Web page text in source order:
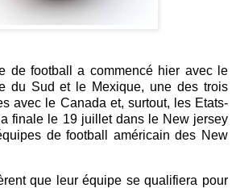
de football a commencé hier avec le
du Sud et le Mexique, une des trois
avec le Canada et, surtout, les Etats-
finale le 19 juillet dans le New jersey
de football américain des New
que leur équipe se qualifiera pour